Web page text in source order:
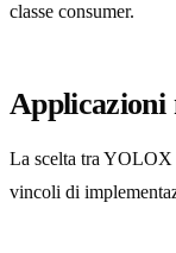
classe consumer.
Applicazioni
La scelta tra
vincoli di